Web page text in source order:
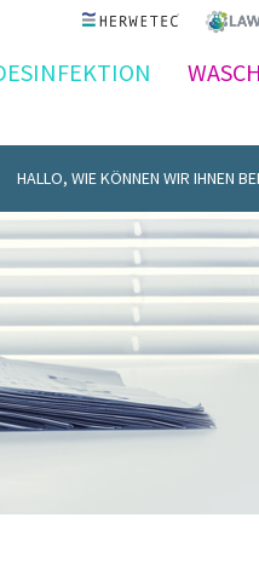
HALLO, WIE KÖNNEN WIR IHNEN